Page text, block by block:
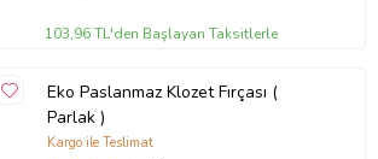
103,96 TL'den Başlayan Taksitlerle
Eko Paslanmaz Klozet Fırçası (
Parlak )
Kargo ile Teslimat